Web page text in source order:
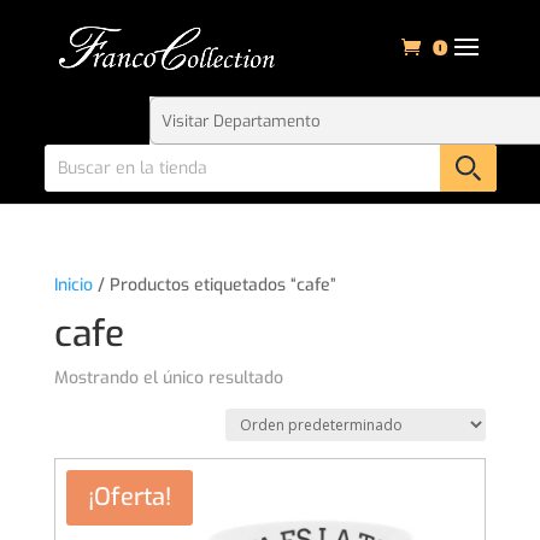
0
Inicio/ Productos etiquetados “cafe”
cafe
Mostrando el único resultado
¡Oferta!